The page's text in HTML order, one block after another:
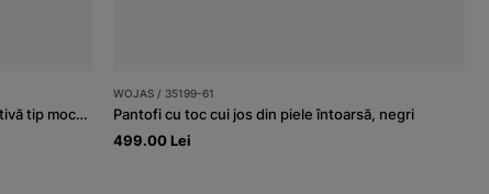
Pantofi damă maro cu cusătură decorativă tip mocasin
WOJAS / 35199-61
Pantofi cu toc cui jos din piele întoarsă, negri
499.00 Lei